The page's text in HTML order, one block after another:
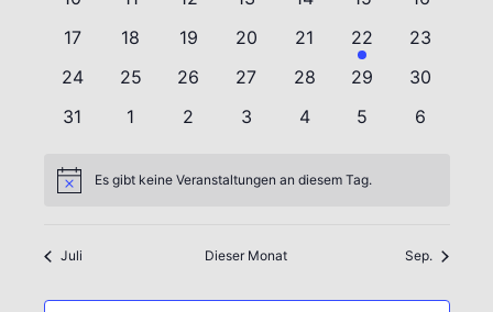
0
17
0
18
0
19
0
Veranstaltungen
20
0
Veranstaltungen
21
1
Veranstaltung
22
0
23
0
24
0
25
0
26
0
27
0
28
0
29
0
30
0
31
0
1
0
2
0
3
0
4
0
5
0
6
HinweisEs gibt keine Veranstaltungen an diesem Tag.
Juli Dieser Monat Sep.